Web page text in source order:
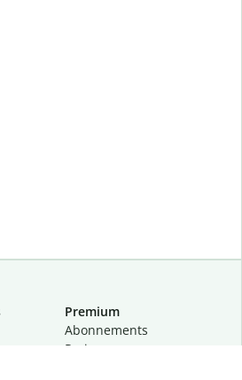
Premium
Abon­ne­ments
Preise